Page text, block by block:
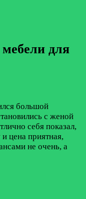
для
большой
с женой
себя показал,
цена приятная,
не очень, а